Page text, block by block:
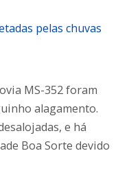
pelas chuvas
MS-352 foram
alagamento.
e há
Boa Sorte devido